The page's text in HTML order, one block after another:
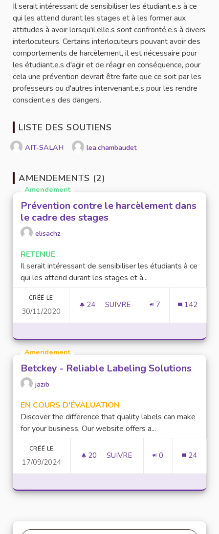
Il serait intéressant de sensibiliser les étudiant.e.s à ce
qui les attend durant les stages et à les former aux
attitudes à avoir lorsqu'il.elle.s sont confronté.e.s à divers
interlocuteurs. Certains interlocuteurs pouvant avoir des
comportements de harcèlement, il est nécessaire pour
les étudiant.e.s d'agir et de réagir en conséquence, pour
cela une prévention devrait être faite que ce soit par les
professeurs ou d'autres intervenant.e.s pour les rendre
conscient.e.s des dangers.
LISTE DES SOUTIENS
AIT-SALAH lea.chambaudet
AMENDEMENTS (2)
Amendement
Prévention contre le harcèlement dans
le cadre des stages
elisachz
RETENUE
Il serait intéressant de sensibiliser les étudiants à ce
qui les attend durant les stages et à...
CRÉÉ LE
30/11/2020
24 24 ABONNÉS
SUIVRE 7 142
Amendement
Betckey - Reliable Labeling Solutions
jazib
EN COURS D'ÉVALUATION
Discover the difference that quality labels can make
for your business. Our website offers a...
CRÉÉ LE
17/09/2024
20 20 ABONNÉS
SUIVRE 0 24